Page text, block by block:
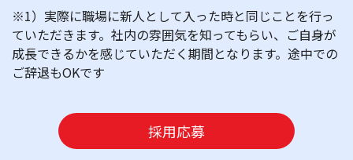
※1）実際に職場に新人として入った時と同じことを行っ
ていただきます。社内の雰囲気を知ってもらい、ご自身が
成長できるかを感じていただく期間となります。途中での
ご辞退もOKです
採用応募